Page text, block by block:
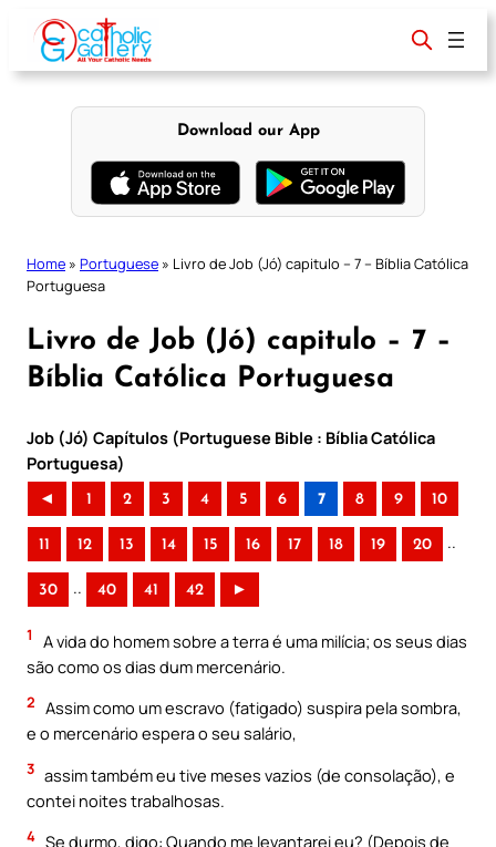
content
Download our App
Home » Portuguese » Livro de Job (Jó) capitulo – 7 – Bíblia Católica
Portuguesa
Livro de Job (Jó) capitulo – 7 –
Bíblia Católica Portuguesa
Job (Jó) Capítulos (Portuguese Bible : Bíblia Católica
Portuguesa)
◄ 1 2 3 4 5 6 7 8 9 10
11 12 13 14 15 16 17 18 19 20 ..
30 .. 40 41 42 ►
1
A vida do homem sobre a terra é uma milícia; os seus dias
são como os dias dum mercenário.
2 Assim como um escravo (fatigado) suspira pela sombra,
e o mercenário espera o seu salário,
3 assim também eu tive meses vazios (de consolação), e
contei noites trabalhosas.
4 Se durmo, digo: Quando me levantarei eu? (Depois de